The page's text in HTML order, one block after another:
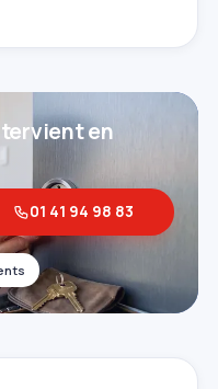
en
01 41 94 98 83